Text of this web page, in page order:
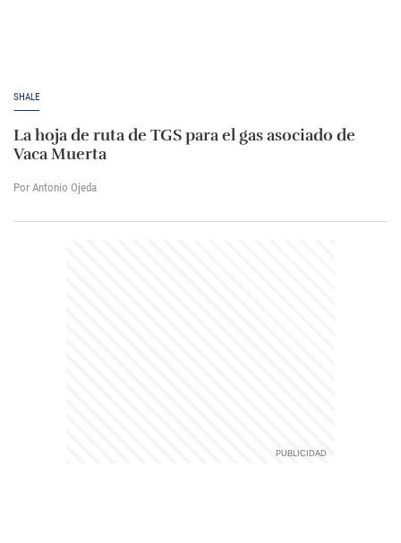
SHALE
La hoja de ruta de TGS para el gas asociado de
Vaca Muerta
Por Antonio Ojeda